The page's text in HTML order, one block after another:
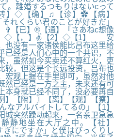
。離婚するつもりはないcって
】◇【确】♫【诊】✿【病】
れくらい君のことが好きだ」
✞【已】®【通】「さあねc想像
】◇【，】✌【2】◇【1】 安
也没有一家诸侯能比吕布这里给
已经是人们心中的一个共识，不
，虽然如今买卖还不算红火，更
较，但这是个长远投资，吕布也
宏观上握在手里即可，虽然对他
然已经是一方之主，未来还有可
本身就已经不同了，没必要再自
】【隔】〗【离】【观】【察】
アルバイトしてるの」【1】
突然躁动起来，一名亲卫急急
静地坐在大厅之中。【社】
にですか」と僕はびっくりし